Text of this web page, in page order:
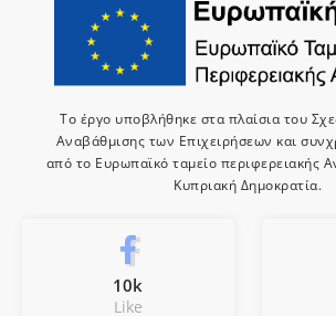
Το έργο υποβλήθηκε στα πλαίσια του
Αναβάθμισης των Επιχειρήσεων και
από το Ευρωπαϊκό ταμείο περιφερειακής
Κυπριακή Δημοκρατία.
10k
Like